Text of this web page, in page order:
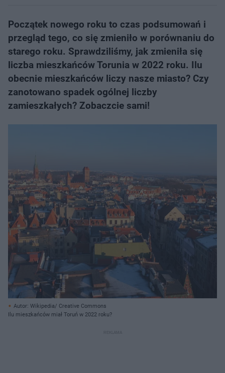
Początek nowego roku to czas podsumowań i
przegląd tego, co się zmieniło w porównaniu do
starego roku. Sprawdziliśmy, jak zmieniła się
liczba mieszkańców Torunia w 2022 roku. Ilu
obecnie mieszkańców liczy nasze miasto? Czy
zanotowano spadek ogólnej liczby
zamieszkałych? Zobaczcie sami!
Autor: Wikipedia/ Creative Commons
Ilu mieszkańców miał Toruń w 2022 roku?